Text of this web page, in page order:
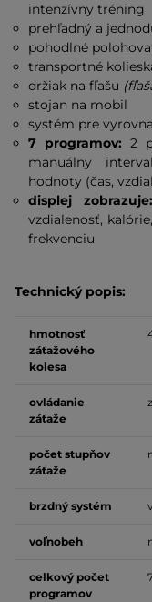
intenzívny tréning
prehľadný a
pohodlné
transportné
držiak na fľašu
stojan na mobil
systém pre
7 programov: 2
manuálny
hodnoty (čas,
displej zobrazuje:
vzdialenosť,
frekvenciu
Technický popis:
hmotnosť
záťažového
kolesa
ovládanie
záťaže
počet stupňov
záťaže
brzdný systém
voľnobeh
celkový počet
programov